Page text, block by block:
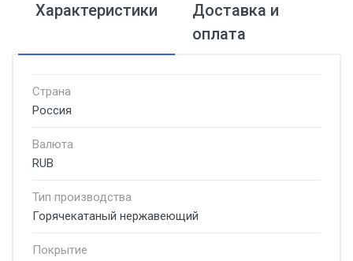
Характеристики
Доставка и
оплата
Страна
Россия
Валюта
RUB
Тип производства
Горячекатаный нержавеющий
Покрытие